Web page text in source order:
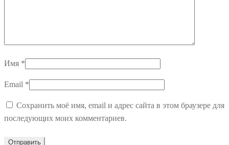
Имя *
Email *
Сохранить моё имя, email и адрес сайта в этом браузере для
последующих моих комментариев.